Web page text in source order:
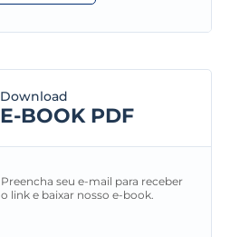
Download
E-BOOK PDF
Preencha seu e-mail para receber
o link e baixar nosso e-book.